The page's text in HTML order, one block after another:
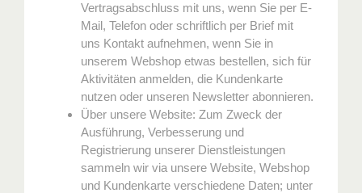
Vertragsabschluss mit uns, wenn Sie per E-
Mail, Telefon oder schriftlich per Brief mit
uns Kontakt aufnehmen, wenn Sie in
unserem Webshop etwas bestellen, sich für
Aktivitäten anmelden, die Kundenkarte
nutzen oder unseren Newsletter abonnieren.
Über unsere Website: Zum Zweck der
Ausführung, Verbesserung und
Registrierung unserer Dienstleistungen
sammeln wir via unsere Website, Webshop
und Kundenkarte verschiedene Daten; unter